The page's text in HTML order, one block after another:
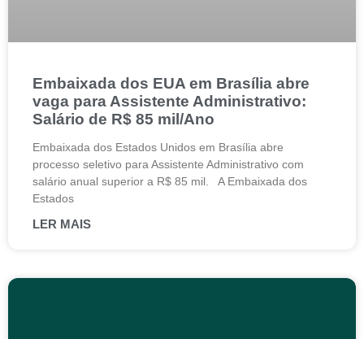
Embaixada dos EUA em Brasília abre
vaga para Assistente Administrativo:
Salário de R$ 85 mil/Ano
Embaixada dos Estados Unidos em Brasília abre
processo seletivo para Assistente Administrativo com
salário anual superior a R$ 85 mil. A Embaixada dos
Estados
LER MAIS